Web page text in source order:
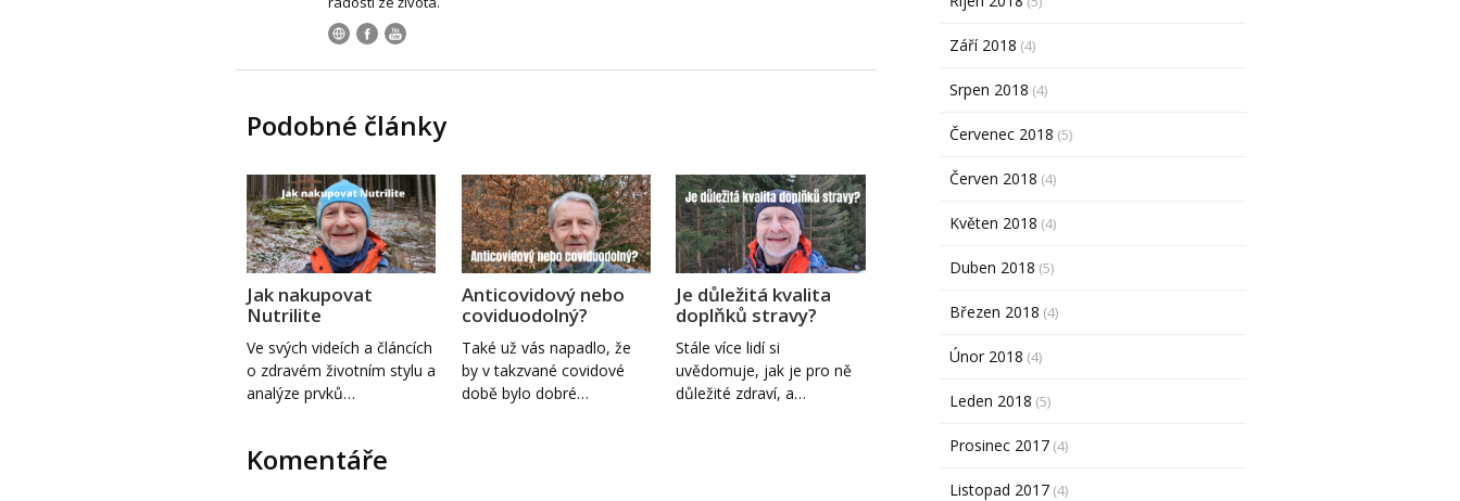
Podobné články
Jak nakupovat
Nutrilite
Ve svých videích a článcích
o zdravém životním stylu a
analýze prvků…
Anticovidový nebo
coviduodolný?
Také už vás napadlo, že
by v takzvané covidové
době bylo dobré…
Je důležitá kvalita
doplňků stravy?
Stále více lidí si
uvědomuje, jak je pro ně
důležité zdraví, a…
Komentáře
Září 2018 (4)
Srpen 2018 (4)
Červenec 2018 (5)
Červen 2018 (4)
Květen 2018 (4)
Duben 2018 (5)
Březen 2018 (4)
Únor 2018 (4)
Leden 2018 (5)
Prosinec 2017 (4)
Listopad 2017 (4)